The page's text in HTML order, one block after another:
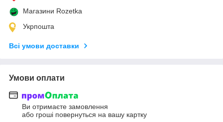
Магазини Rozetka
Укрпошта
Всі умови доставки
Умови оплати
Ви отримаєте замовлення
або гроші повернуться на вашу картку